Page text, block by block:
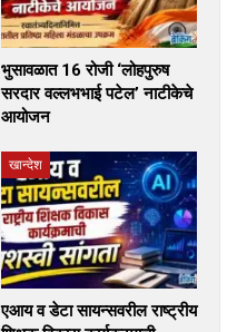
भुसावळात 16 रोजी ‘लोहपुरुष
सरदार वल्लभभाई पटेल’ नाटीकेचे
आयोजन
खान्देश
एआय व डेटा सायन्सवरील राष्ट्रीय